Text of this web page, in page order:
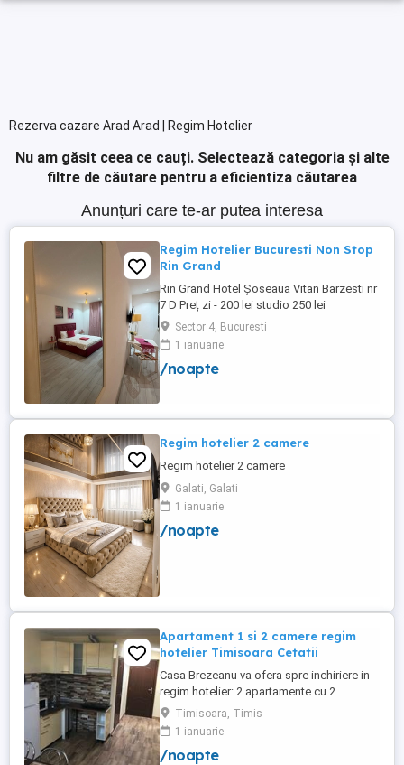
Rezerva cazare Arad Arad | Regim Hotelier
Nu am găsit ceea ce cauți. Selectează categoria și alte
filtre de căutare pentru a eficientiza căutarea
Anunțuri care te-ar putea interesa
Regim Hotelier Bucuresti Non Stop
Rin Grand
Rin Grand Hotel Șoseaua Vitan Barzesti nr
7 D Preț zi - 200 lei studio 250 lei
apartament
Sector 4, Bucuresti
1 ianuarie
/noapte
Regim hotelier 2 camere
Regim hotelier 2 camere
Galati, Galati
1 ianuarie
/noapte
Apartament 1 si 2 camere regim
hotelier Timisoara Cetatii
Casa Brezeanu va ofera spre inchiriere in
regim hotelier: 2 apartamente cu 2
dormitoare, baie si bucatarie proprie. (4
locuri cazare in fiecare apartament) 1
apartament cu 1 dormitor, baie si
bucatarie proprie. (3 locuri cazare) Fiecare
Timisoara, Timis
1 ianuarie
/noapte